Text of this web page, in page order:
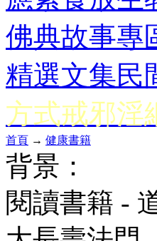
佛典故事專
精選文集民
方式戒邪淫
首頁 → 健康書籍
背景：
閱讀書籍 -